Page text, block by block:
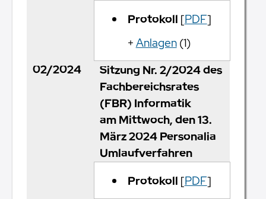
Protokoll [PDF]
+Anlagen(1)
02/2024
Sitzung Nr. 2/2024 des
Fachbereichsrates
(FBR) Informatik
am Mittwoch, den 13.
März 2024 Personalia
Umlaufverfahren
Protokoll [PDF]